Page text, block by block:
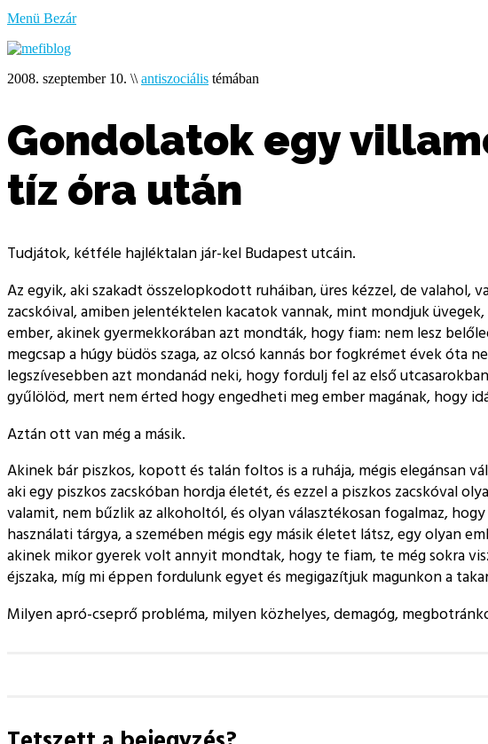
a
Menü Bezár
2008. szeptember 10. \\ antiszociális témában
Gondolatok egy
tíz óra után
Tudjátok, kétféle hajléktalan jár-kel Budapest utcáin.
Az egyik, aki szakadt összelopkodott ruháiban, üres kézzel, de valahol,
zacskóival, amiben jelentéktelen kacatok vannak, mint mondjuk
ember, akinek gyermekkorában azt mondták, hogy fiam: nem lesz
megcsap a húgy büdös szaga, az olcsó kannás bor fogkrémet évek óta
legszívesebben azt mondanád neki, hogy fordulj fel az első
gyűlölöd, mert nem érted hogy engedheti meg ember magának, hogy
Aztán ott van még a másik.
Akinek bár piszkos, kopott és talán foltos is a ruhája, mégis elegánsan
aki egy piszkos zacskóban hordja életét, és ezzel a piszkos zacskóval
valamit, nem bűzlik az alkoholtól, és olyan választékosan fogalmaz,
használati tárgya, a szemében mégis egy másik életet látsz, egy olyan
akinek mikor gyerek volt annyit mondtak, hogy te fiam, te még sokra
éjszaka, míg mi éppen fordulunk egyet és megigazítjuk magunkon a
Milyen apró-cseprő probléma, milyen közhelyes, demagóg,